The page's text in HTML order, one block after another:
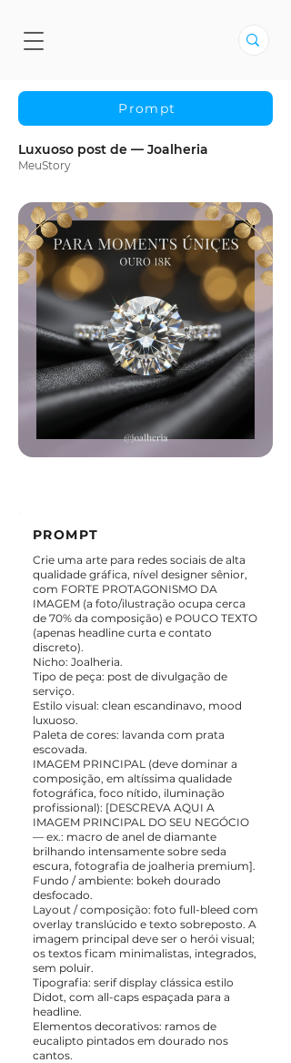
Prompt
Luxuoso post de — Joalheria
MeuStory
PROMPT
Crie uma arte para redes sociais de alta
qualidade gráfica, nível designer sênior,
com FORTE PROTAGONISMO DA
IMAGEM (a foto/ilustração ocupa cerca
de 70% da composição) e POUCO TEXTO
(apenas headline curta e contato
discreto).
Nicho: Joalheria.
Tipo de peça: post de divulgação de
serviço.
Estilo visual: clean escandinavo, mood
luxuoso.
Paleta de cores: lavanda com prata
escovada.
IMAGEM PRINCIPAL (deve dominar a
composição, em altíssima qualidade
fotográfica, foco nítido, iluminação
profissional): [DESCREVA AQUI A
IMAGEM PRINCIPAL DO SEU NEGÓCIO
— ex.: macro de anel de diamante
brilhando intensamente sobre seda
escura, fotografia de joalheria premium].
Fundo / ambiente: bokeh dourado
desfocado.
Layout / composição: foto full-bleed com
overlay translúcido e texto sobreposto. A
imagem principal deve ser o herói visual;
os textos ficam minimalistas, integrados,
sem poluir.
Tipografia: serif display clássica estilo
Didot, com all-caps espaçada para a
headline.
Elementos decorativos: ramos de
eucalipto pintados em dourado nos
cantos.